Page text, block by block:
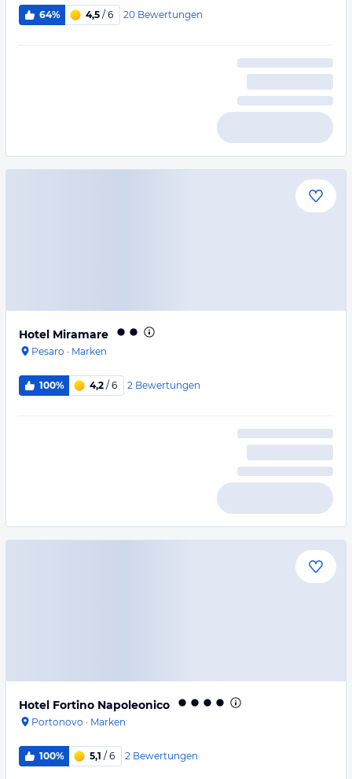
64% 4,5 / 6 20 Bewertungen
Hotel Miramare
Pesaro · Marken
100% 4,2 / 6 2 Bewertungen
Hotel Fortino Napoleonico
Portonovo · Marken
100% 5,1 / 6 2 Bewertungen